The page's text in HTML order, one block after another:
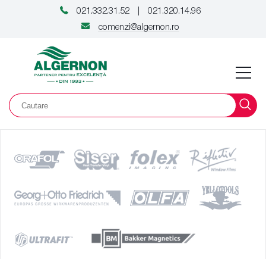
021.332.31.52
021.320.14.96
comenzi@algernon.ro